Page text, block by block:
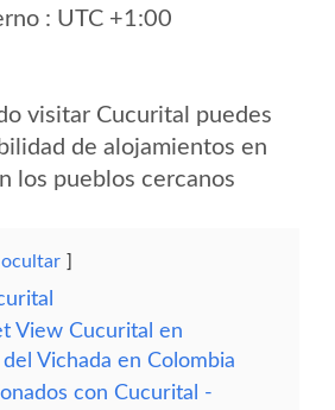
: UTC +1:00
visitar Cucurital puedes
de alojamientos en
los pueblos cercanos
ocultar
View Cucurital en
Vichada en Colombia
con Cucurital -